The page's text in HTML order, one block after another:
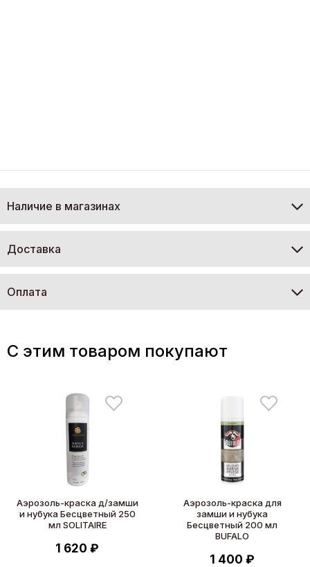
Наличие в магазинах
Доставка
Оплата
C этим товаром покупают
Аэрозоль-краска д/замши
и нубука Бесцветный 250
мл SOLITAIRE
1 620 ₽
Аэрозоль-краска для
замши и нубука
Бесцветный 200 мл
BUFALO
1 400 ₽